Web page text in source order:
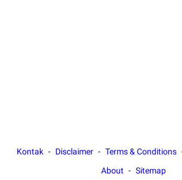
Kontak Disclaimer Terms & Conditions
About
Sitemap